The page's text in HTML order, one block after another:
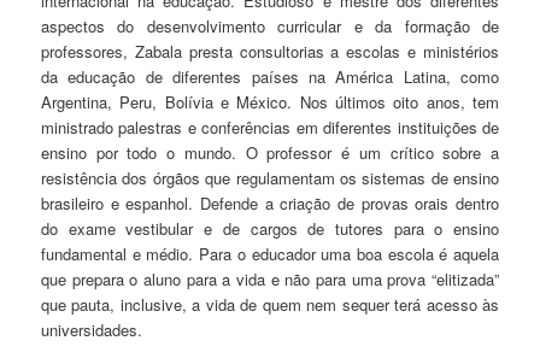
aspectos do desenvolvimento curricular e da formação de
professores, Zabala presta consultorias a escolas e ministérios
da educação de diferentes países na América Latina, como
Argentina, Peru, Bolívia e México. Nos últimos oito anos, tem
ministrado palestras e conferências em diferentes instituições de
ensino por todo o mundo. O professor é um crítico sobre a
resistência dos órgãos que regulamentam os sistemas de ensino
brasileiro e espanhol. Defende a criação de provas orais dentro
do exame vestibular e de cargos de tutores para o ensino
fundamental e médio. Para o educador uma boa escola é aquela
que prepara o aluno para a vida e não para uma prova “elitizada”
que pauta, inclusive, a vida de quem nem sequer terá acesso às
universidades.